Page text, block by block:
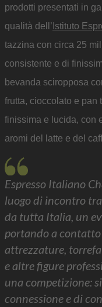
prodotti presentati in
qualità dell’ Istituto
tazzina con circa 25
consistente e di
bevanda sciropposa
frutta, cioccolato e pan
finissima e lucida, con
aromi del latte e del
Espresso Italiano
luogo di incontro
da tutta Italia, un
portando a
attrezzature,
e altre figure
una competizione:
connessione e di